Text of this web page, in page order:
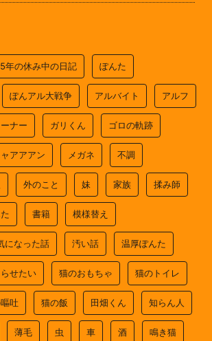
年の休み中の日記 ぽんた
ぽんアル大戦争 アルバイト アルフ
ナー ガリくん ゴロの軌跡
アアアン メガネ 不調
外のこと 妹 家族 揉み師
書籍 模様替え
になった話 汚い話 温厚ぽんた
せたい 猫のおもちゃ 猫のトイレ
吐 猫の飯 田畑くん 知らん人
薄毛 虫 車 酒 鳴き猫